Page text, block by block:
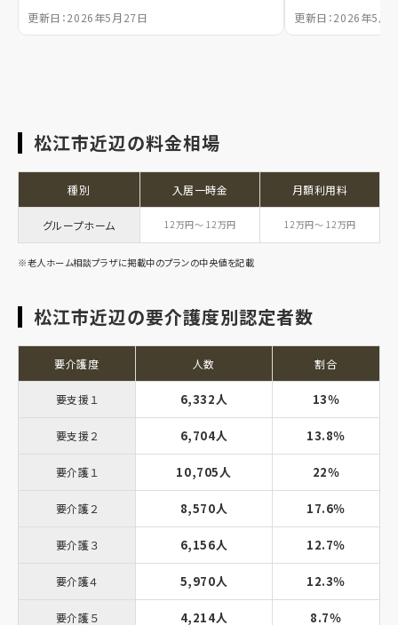
更新日：2026年5月27日
更新日：2026年5月
松江市近辺の料金相場
種別 入居一時金 月額利用料
グループホーム 12万円～ 12万円 12万円～ 12万円
※老人ホーム相談プラザに掲載中のプランの中央値を記載
松江市近辺の要介護度別認定者数
要介護度 人数 割合
要支援１ 6,332人 13％
要支援２ 6,704人 13.8％
要介護１ 10,705人 22％
要介護２ 8,570人 17.6％
要介護３ 6,156人 12.7％
要介護４ 5,970人 12.3％
要介護５ 4,214人 8.7％